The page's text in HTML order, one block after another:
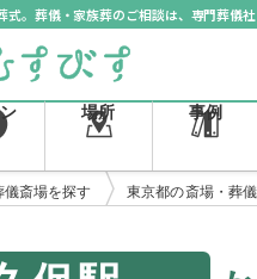
式。葬儀・家族葬のご相談は、専門葬儀社
場所 事例
儀斎場を探す 東京都の斎場・葬